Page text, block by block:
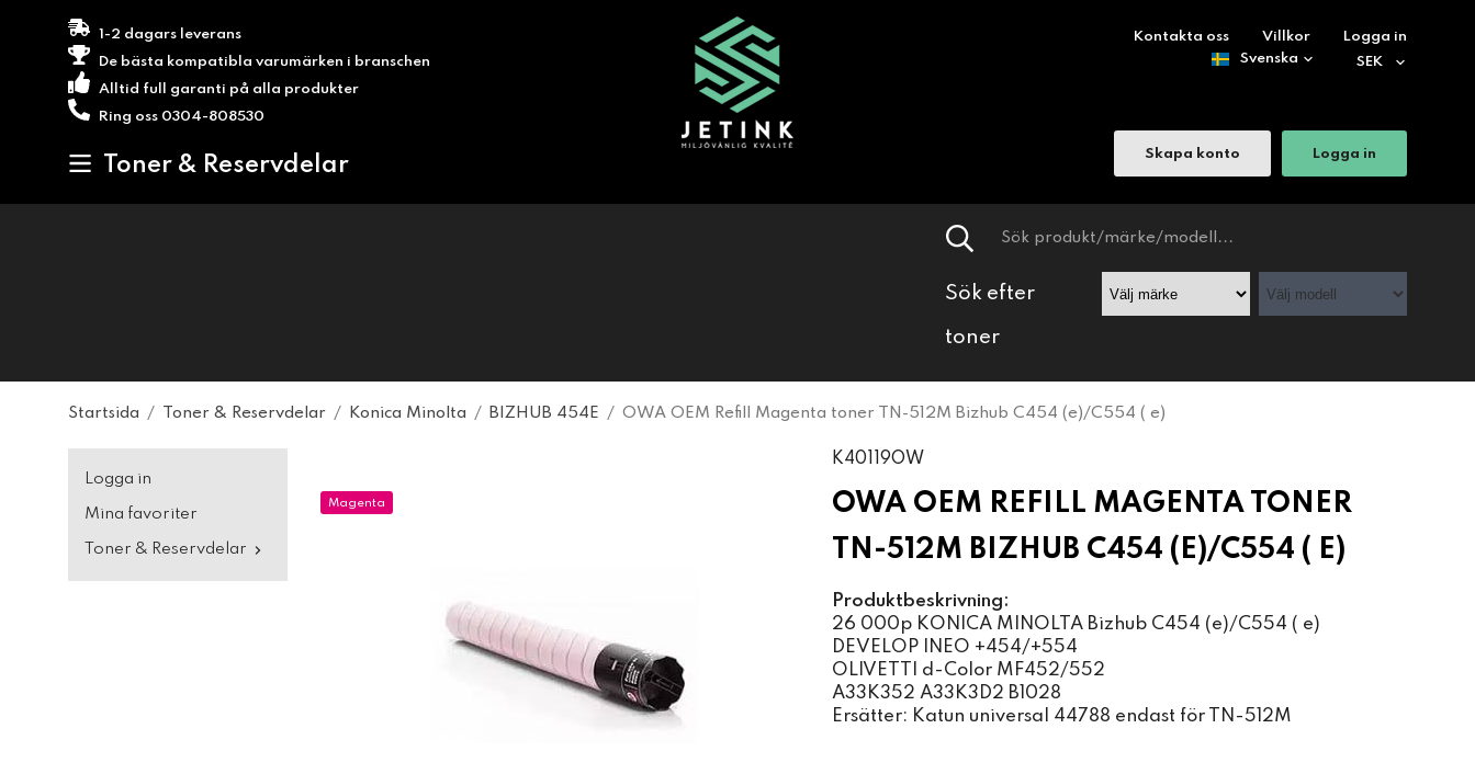
1-2 dagars leverans
De bästa kompatibla varumärken i branschen
Alltid full garanti på alla produkter
Ring oss 0304-808530
Toner & Reservdelar
Kontakta oss Villkor Logga in
Skapa konto Logga in
Sök efter
toner
Startsida / Toner & Reservdelar / Konica Minolta / BIZHUB 454E / OWA OEM Refill Magenta toner TN-512M Bizhub C454 (e)/C554 ( e)
Logga in
Mina favoriter
Toner & Reservdelar
Magenta
K40119OW
OWA OEM REFILL MAGENTA TONER
TN-512M BIZHUB C454 (E)/C554 ( E)
Produktbeskrivning:
26 000p KONICA MINOLTA Bizhub C454 (e)/C554 ( e)
DEVELOP INEO +454/+554
OLIVETTI d-Color MF452/552
A33K352 A33K3D2 B1028
Ersätter: Katun universal 44788 endast för TN-512M